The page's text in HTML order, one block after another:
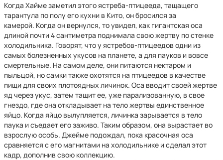
Когда Хайме заметил этого ястреба-птицееда, тащащего
тарантула по полу его кухни в Кито, он бросился за
камерой. Когда он вернулся, то увидел, как гигантская оса
длиной почти 4 сантиметра поднимала свою жертву по стенке
холодильника. Говорят, что у ястребов-птицеедов одни из
самых болезненных укусов на планете, а для пауков и вовсе
смертельные. На самом деле, они питаются нектаром и
пыльцой, но самки также охотятся на птицеедов в качестве
пищи для своих плотоядных личинок. Оса вводит своей жертве
яд через укус, затем тащит ее, уже парализованную, в свое
гнездо, где она откладывает на тело жертвы единственное
яйцо. Когда яйцо вылупляется, личинка зарывается в тело
паука и съедает его заживо. Таким образом, она вырастает во
взрослую особь. Джейме подождал, пока красочная оса
сравняется с его магнитами на холодильнике и сделал этот
кадр, дополнив свою коллекцию.